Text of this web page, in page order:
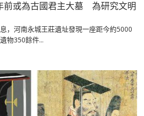
前或為古國君主大墓 為研究文明
，河南永城王莊遺址發現一座距今約5000
物350餘件...